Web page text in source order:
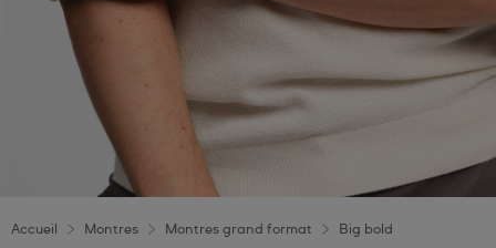
Accueil Montres Montres grand format Big bold